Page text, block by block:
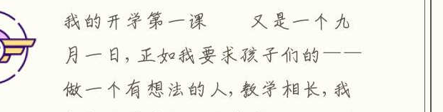
祖国在我心中二年级优秀作文300字
我的兴趣爱好 My Hobby精选英语作文
祖国在我心中二年级优秀作文300字
我的兴趣爱好 My Hobby精选英语作文